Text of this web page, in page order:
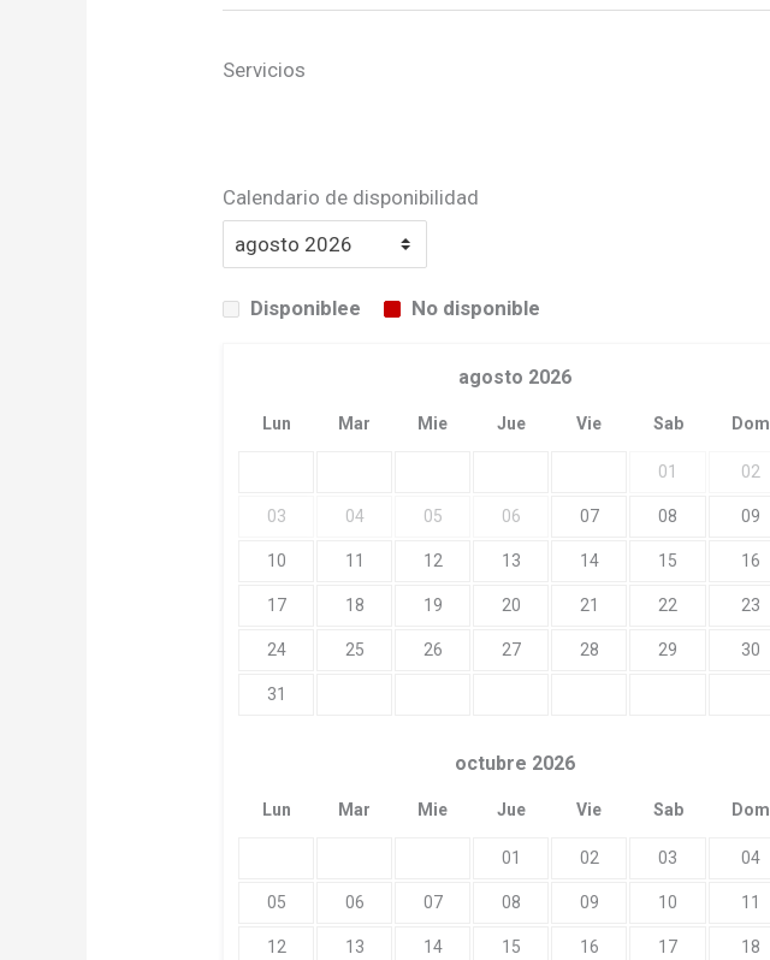
Servicios
Calendario de disponibilidad
Disponiblee No disponible
agosto 2026
Lun Mar Mie Jue Vie Sab Dom
01 02
03 04 05 06 07 08 09
10 11 12 13 14 15 16
17 18 19 20 21 22 23
24 25 26 27 28 29 30
31
octubre 2026
Lun Mar Mie Jue Vie Sab Dom
01 02 03 04
05 06 07 08 09 10 11
12 13 14 15 16 17 18